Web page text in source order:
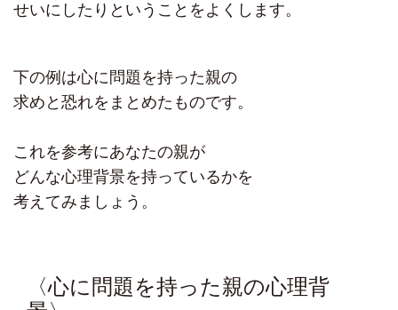
せいにしたりということをよくします。
下の例は心に問題を持った親の
求めと恐れをまとめたものです。
これを参考にあなたの親が
どんな心理背景を持っているかを
考えてみましょう。
〈心に問題を持った親の心理背